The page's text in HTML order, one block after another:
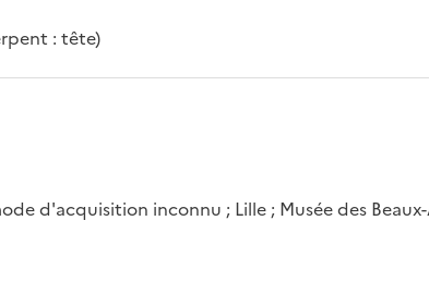
: tête)
d'acquisition inconnu ; Lille ; Musée des